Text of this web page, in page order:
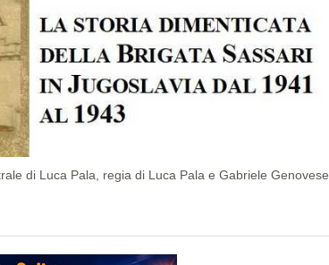
di Luca Pala, regia di Luca Pala e Gabriele Genovese